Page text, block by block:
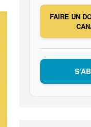
FAIRE UN